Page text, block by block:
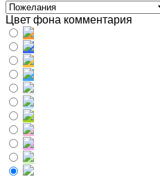
Цвет фона комментария